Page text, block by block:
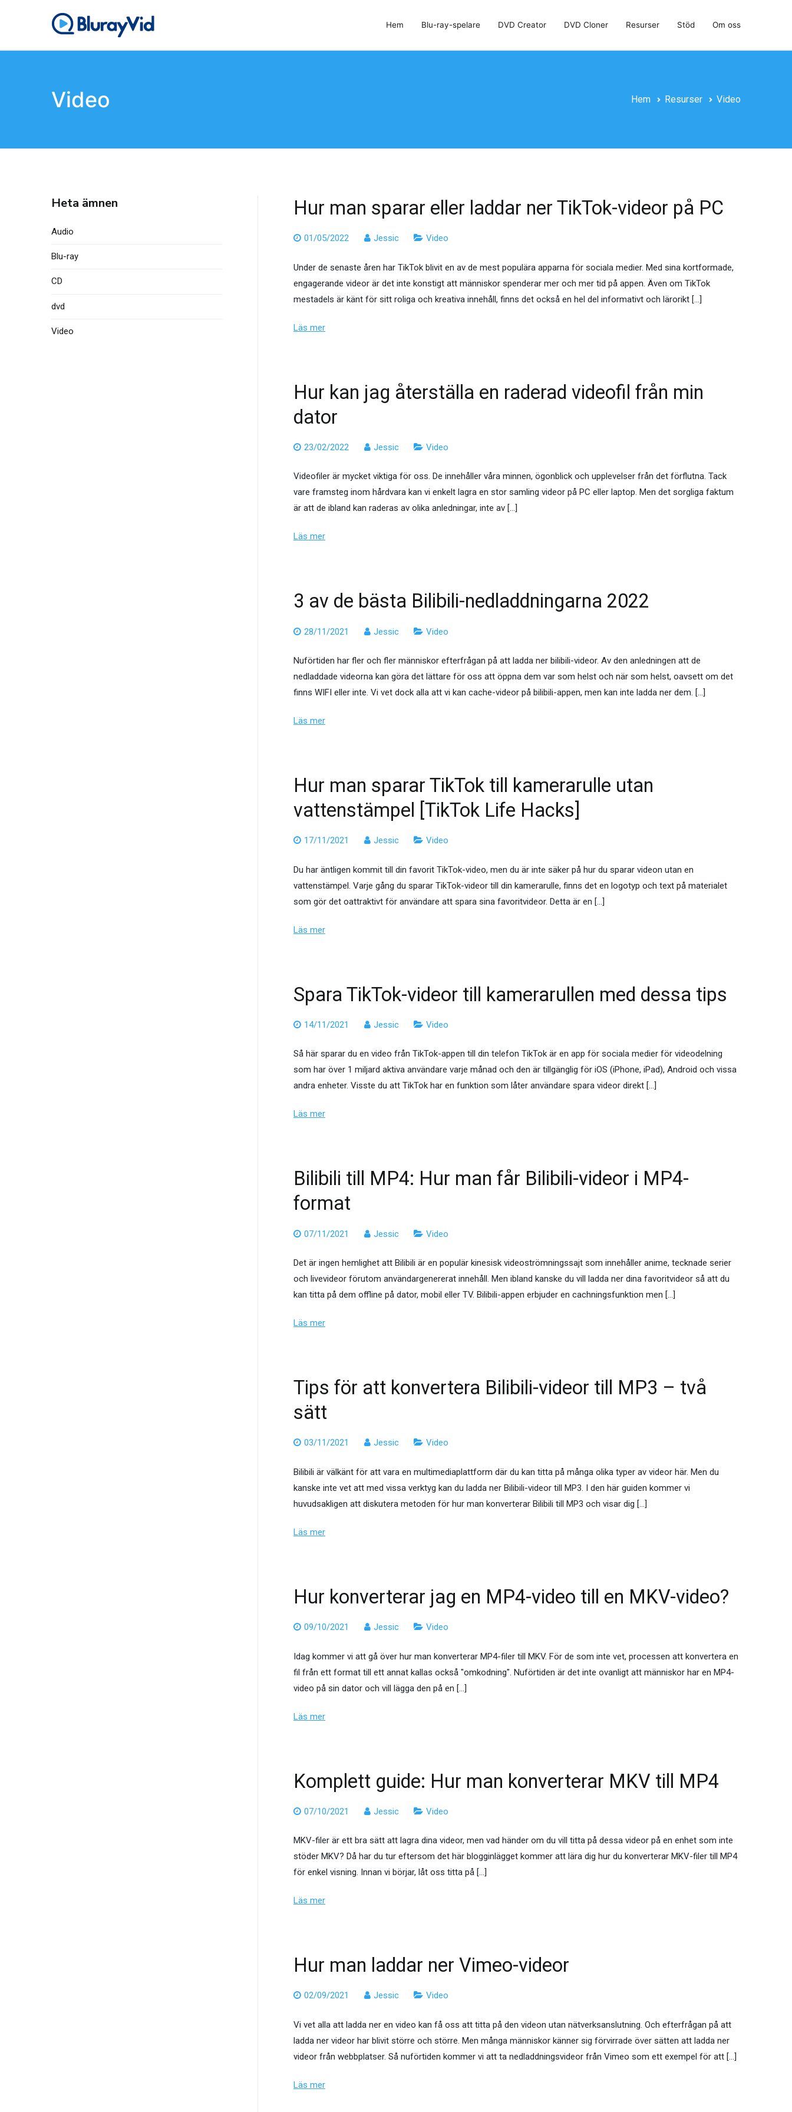
Hem Blu-ray-spelare DVD Creator DVD Cloner Resurser Stöd Om oss
Video Hem Resurser Video
Hur man sparar eller laddar ner TikTok-videor på PC
01/05/2022 Jessic Video
Under de senaste åren har TikTok blivit en av de mest populära apparna för sociala medier. Med sina kortformade,
engagerande videor är det inte konstigt att människor spenderar mer och mer tid på appen. Även om TikTok
mestadels är känt för sitt roliga och kreativa innehåll, finns det också en hel del informativt och lärorikt […]
Läs mer
Hur kan jag återställa en raderad videofil från min
dator
23/02/2022 Jessic Video
Videofiler är mycket viktiga för oss. De innehåller våra minnen, ögonblick och upplevelser från det förflutna. Tack
vare framsteg inom hårdvara kan vi enkelt lagra en stor samling videor på PC eller laptop. Men det sorgliga faktum
är att de ibland kan raderas av olika anledningar, inte av […]
Läs mer
3 av de bästa Bilibili-nedladdningarna 2022
28/11/2021 Jessic Video
Nuförtiden har fler och fler människor efterfrågan på att ladda ner bilibili-videor. Av den anledningen att de
nedladdade videorna kan göra det lättare för oss att öppna dem var som helst och när som helst, oavsett om det
finns WIFI eller inte. Vi vet dock alla att vi kan cache-videor på bilibili-appen, men kan inte ladda ner dem. […]
Läs mer
Hur man sparar TikTok till kamerarulle utan
vattenstämpel [TikTok Life Hacks]
17/11/2021 Jessic Video
Du har äntligen kommit till din favorit TikTok-video, men du är inte säker på hur du sparar videon utan en
vattenstämpel. Varje gång du sparar TikTok-videor till din kamerarulle, finns det en logotyp och text på materialet
som gör det oattraktivt för användare att spara sina favoritvideor. Detta är en […]
Läs mer
Spara TikTok-videor till kamerarullen med dessa tips
14/11/2021 Jessic Video
Så här sparar du en video från TikTok-appen till din telefon TikTok är en app för sociala medier för videodelning
som har över 1 miljard aktiva användare varje månad och den är tillgänglig för iOS (iPhone, iPad), Android och vissa
andra enheter. Visste du att TikTok har en funktion som låter användare spara videor direkt […]
Läs mer
Bilibili till MP4: Hur man får Bilibili-videor i MP4-
format
07/11/2021 Jessic Video
Det är ingen hemlighet att Bilibili är en populär kinesisk videoströmningssajt som innehåller anime, tecknade serier
och livevideor förutom användargenererat innehåll. Men ibland kanske du vill ladda ner dina favoritvideor så att du
kan titta på dem offline på dator, mobil eller TV. Bilibili-appen erbjuder en cachningsfunktion men […]
Läs mer
Tips för att konvertera Bilibili-videor till MP3 – två
sätt
03/11/2021 Jessic Video
Bilibili är välkänt för att vara en multimediaplattform där du kan titta på många olika typer av videor här. Men du
kanske inte vet att med vissa verktyg kan du ladda ner Bilibili-videor till MP3. I den här guiden kommer vi
huvudsakligen att diskutera metoden för hur man konverterar Bilibili till MP3 och visar dig […]
Läs mer
Hur konverterar jag en MP4-video till en MKV-video?
09/10/2021 Jessic Video
Idag kommer vi att gå över hur man konverterar MP4-filer till MKV. För de som inte vet, processen att konvertera en
fil från ett format till ett annat kallas också "omkodning". Nuförtiden är det inte ovanligt att människor har en MP4-
video på sin dator och vill lägga den på en […]
Läs mer
Komplett guide: Hur man konverterar MKV till MP4
07/10/2021 Jessic Video
MKV-filer är ett bra sätt att lagra dina videor, men vad händer om du vill titta på dessa videor på en enhet som inte
stöder MKV? Då har du tur eftersom det här blogginlägget kommer att lära dig hur du konverterar MKV-filer till MP4
för enkel visning. Innan vi börjar, låt oss titta på […]
Läs mer
Hur man laddar ner Vimeo-videor
02/09/2021 Jessic Video
Vi vet alla att ladda ner en video kan få oss att titta på den videon utan nätverksanslutning. Och efterfrågan på att
ladda ner videor har blivit större och större. Men många människor känner sig förvirrade över sätten att ladda ner
videor från webbplatser. Så nuförtiden kommer vi att ta nedladdningsvideor från Vimeo som ett exempel för att […]
Läs mer
Heta ämnen
Audio
Blu-ray
CD
dvd
Video